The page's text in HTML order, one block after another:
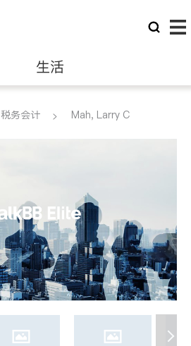
生活
律师
会计师
税务会计 Mah, Larry C